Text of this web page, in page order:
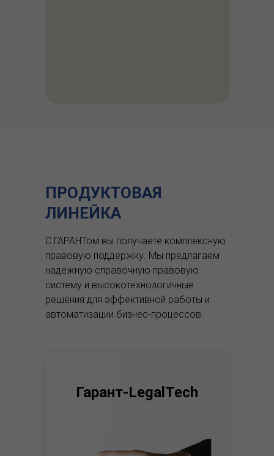
ПРОДУКТОВАЯ
ЛИНЕЙКА
С ГАРАНТом вы получаете комплексную
правовую поддержку. Мы предлагаем
надежную справочную правовую
систему и высокотехнологичные
решения для эффективной работы и
автоматизации бизнес-процессов.
Гарант-LegalTech